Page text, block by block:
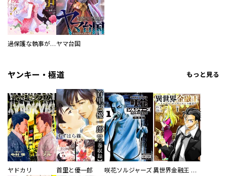
過保護な執事が私の婚活を邪魔してきます！ ヤマ台国
ヤンキー・極道 もっと見る
ヤドカリ 首里と優一郎 咲花ソルジャーズ 異世界金融王 ～クローネ・ゴルディオンの覇道～